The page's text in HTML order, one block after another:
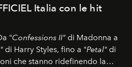
Italia con le hit
"Confessions II" di Madonna a
di Harry Styles, fino a "Petal" di
che stanno ridefinendo la